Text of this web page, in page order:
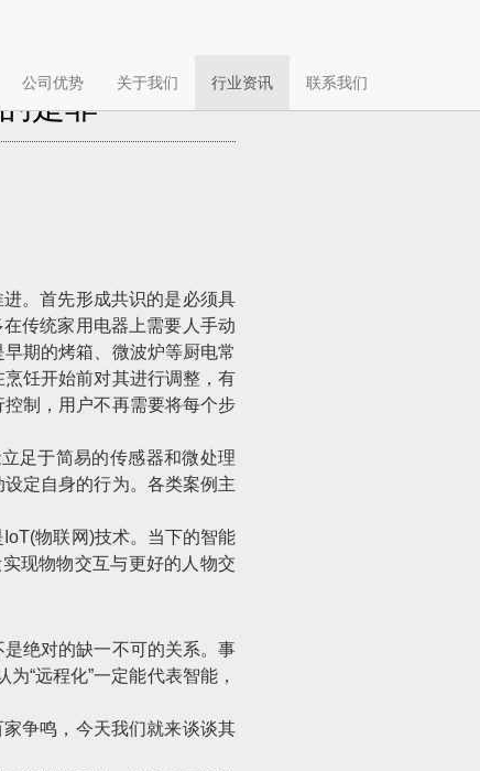
公司优势 关于我们 行业资讯 联系我们
是非
。首先形成共识的是必须具
传统家用电器上需要人手动
期的烤箱、微波炉等厨电常
饪开始前对其进行调整，有
制，用户不再需要将每个步
足于简易的传感器和微处理
定自身的行为。各类案例主
物联网)技术。当下的智能
现物物交互与更好的人物交
绝对的缺一不可的关系。事
“远程化”一定能代表智能，
争鸣，今天我们就来谈谈其